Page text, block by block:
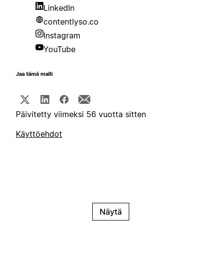
LinkedIn
contentlyso.co
Instagram
YouTube
Jaa tämä malli
Päivitetty viimeksi 56 vuotta sitten
Käyttöehdot
Näytä